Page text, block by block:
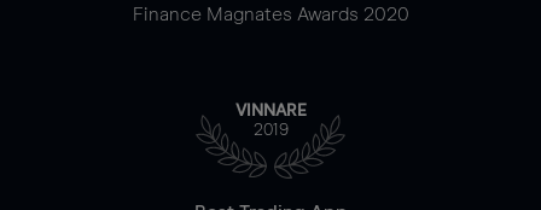
Finance Magnates Awards 2020
VINNARE
2019